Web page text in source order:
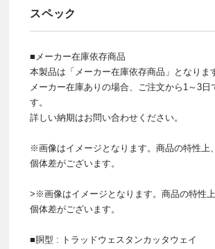
スペック
■メーカー在庫依存商品
本製品は「メーカー在庫依存商品」となりま
メーカー在庫ありの場合、ご注文から1～3日
す。
詳しい納期はお問い合わせください。
※画像はイメージとなります。商品の特性上
個体差がございます。
>※画像はイメージとなります。商品の特性
個体差がございます。
■胴型 : トラッドウェスタンカッタウェイ